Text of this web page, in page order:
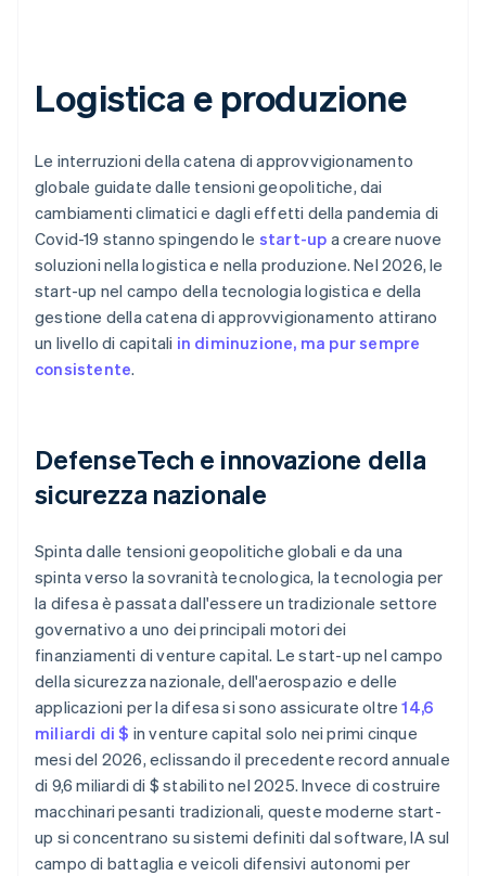
Logistica e produzione
Le interruzioni della catena di approvvigionamento
globale guidate dalle tensioni geopolitiche, dai
cambiamenti climatici e dagli effetti della pandemia di
Covid-19 stanno spingendo le start-up a creare nuove
soluzioni nella logistica e nella produzione. Nel 2026, le
start-up nel campo della tecnologia logistica e della
gestione della catena di approvvigionamento attirano
un livello di capitali in diminuzione, ma pur sempre
consistente.
DefenseTech e innovazione della
sicurezza nazionale
Spinta dalle tensioni geopolitiche globali e da una
spinta verso la sovranità tecnologica, la tecnologia per
la difesa è passata dall'essere un tradizionale settore
governativo a uno dei principali motori dei
finanziamenti di venture capital. Le start-up nel campo
della sicurezza nazionale, dell'aerospazio e delle
applicazioni per la difesa si sono assicurate oltre14,6
miliardi di $ in venture capital solo nei primi cinque
mesi del 2026, eclissando il precedente record annuale
di 9,6 miliardi di $ stabilito nel 2025. Invece di costruire
macchinari pesanti tradizionali, queste moderne start-
up si concentrano su sistemi definiti dal software, IA sul
campo di battaglia e veicoli difensivi autonomi per